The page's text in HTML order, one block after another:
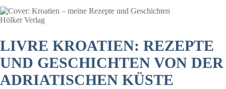
Hölker Verlag
LIVRE KROATIEN: REZEPTE
UND GESCHICHTEN VON DER
ADRIATISCHEN KÜSTE